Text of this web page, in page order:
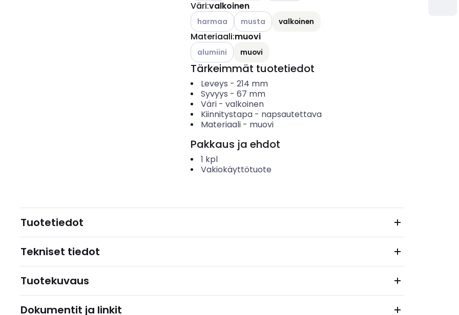
Väri:valkoinen
Katso käytettävissä olevat vaihtoehdot
harmaa Katso käytettävissä olevat vaihtoehdot
musta valkoinen
Materiaali:muovi
Katso käytettävissä olevat vaihtoehdot
alumiini muovi
Tärkeimmät tuotetiedot
Leveys - 214 mm
Syvyys - 67 mm
Väri- valkoinen
Kiinnitystapa- napsautettava
Materiaali- muovi
Pakkaus ja ehdot
1 kpl
Vakiokäyttötuote
Tuotetiedot
Tekniset tiedot
Tuotekuvaus
Dokumentit ja linkit